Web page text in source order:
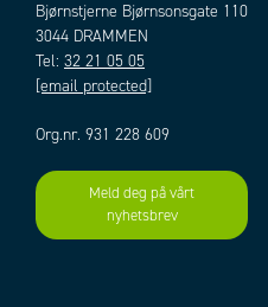
Forpakningsstørrelse
Add to existing cart row
Bjørnstjerne Bjørnsonsgate 110
3044 DRAMMEN
Tel: 32 21 05 05
[email protected]
Org.nr. 931 228 609
Meld deg på vårt
nyhetsbrev